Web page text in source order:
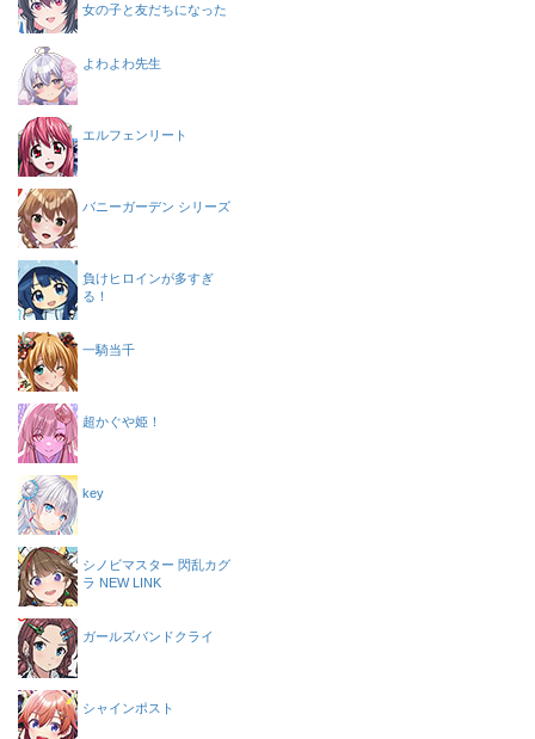
女の子と友だちになった
よわよわ先生
エルフェンリート
バニーガーデン シリーズ
負けヒロインが多すぎ
る！
一騎当千
超かぐや姫！
key
シノビマスター 閃乱カグ
ラ NEW LINK
ガールズバンドクライ
シャインポスト